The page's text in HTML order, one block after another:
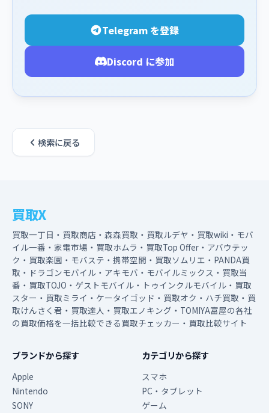
Telegram を登録
Discord に参加
検索に戻る
買取X
買取一丁目・買取商店・森森買取・買取ルデヤ・買取wiki・モバ
イル一番・家電市場・買取ホムラ・買取Top Offer・アバウテッ
ク・買取楽園・モバステ・携帯空間・買取ソムリエ・PANDA買
取・ドラゴンモバイル・アキモバ・モバイルミックス・買取当
番・買取TOJO・ゲストモバイル・トゥインクルモバイル・買取
スター・買取ミライ・ケータイゴッド・買取オク・ハチ買取・買
取けんさく君・買取達人・買取エノキング・TOMIYA富屋の各社
の買取価格を一括比較できる買取チェッカー・買取比較サイト
ブランドから探す
Apple
Nintendo
SONY
カテゴリから探す
スマホ
PC・タブレット
ゲーム